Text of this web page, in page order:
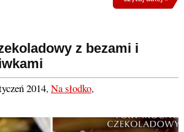
z bezami i
2014,Na słodko,